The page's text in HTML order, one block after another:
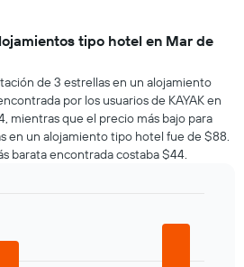
tipo hotel en Mar de
de 3 estrellas en un alojamiento
por los usuarios de KAYAK en
mientras que el precio más bajo para
en un alojamiento tipo hotel fue de $88.
barata encontrada costaba $44.